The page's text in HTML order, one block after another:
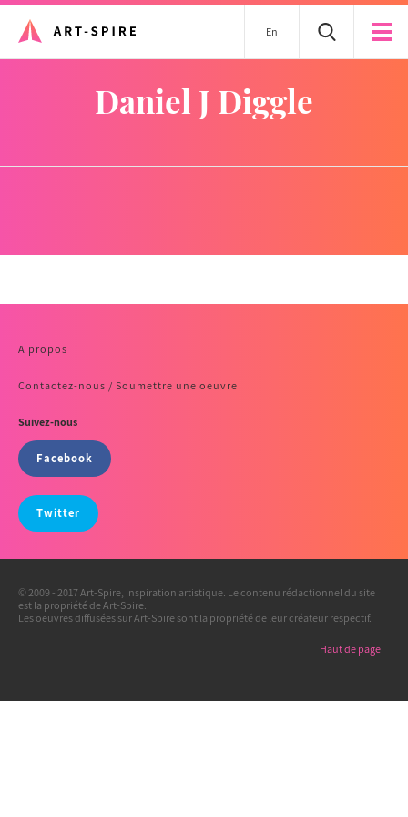
En
Daniel J Diggle
A propos
Contactez-nous / Soumettre une oeuvre
Suivez-nous
Facebook
Twitter
© 2009 - 2017 Art-Spire, Inspiration artistique. Le contenu rédactionnel du site
est la propriété de Art-Spire.
Les oeuvres diffusées sur Art-Spire sont la propriété de leur créateur respectif.
Haut de page